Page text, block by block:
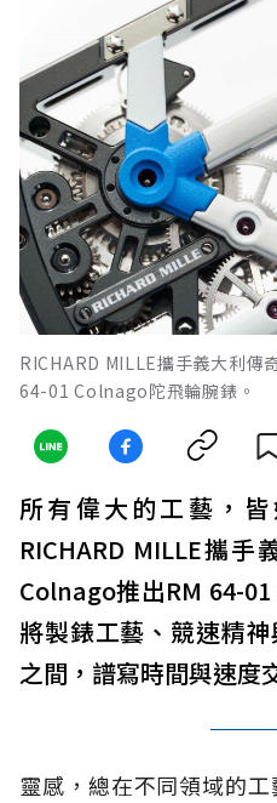
RICHARD MILLE攜手義大利
64-01 Colnago陀飛輪腕錶。
所有偉大的工藝，
RICHARD MILLE攜
Colnago推出RM 64-
將製錶工藝、競速精
之間，譜寫時間與速度
靈感，總在不同領域的